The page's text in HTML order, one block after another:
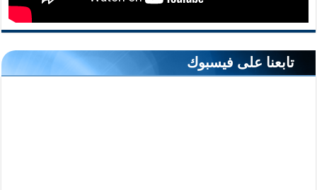
تابعنا على فيسبوك